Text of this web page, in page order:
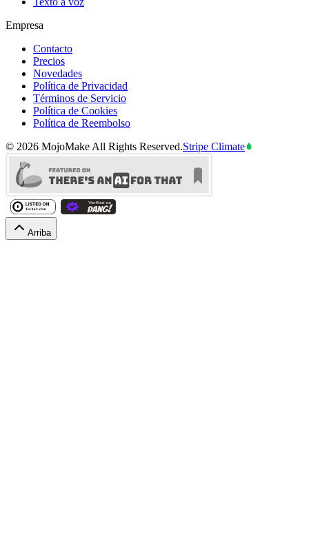
Empresa
Contacto
Precios
Novedades
Política de Privacidad
Términos de Servicio
Política de Cookies
Política de Reembolso
© 2026 MojoMake All Rights Reserved.Stripe Climate
Arriba